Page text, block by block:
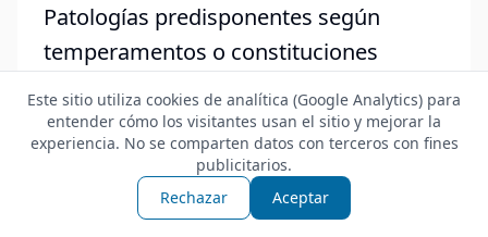
Patologías predisponentes según
temperamentos o constituciones
primarias.
Diagnóstico de pulsos radiales y
lengua: repaso de conceptos.
- Tipos de preparación en fitoterapia:
Este sitio utiliza cookies de analítica (Google Analytics) para
entender cómo los visitantes usan el sitio y mejorar la
experiencia. No se comparten datos con terceros con fines
publicitarios.
Rechazar
Aceptar